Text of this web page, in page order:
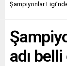
Şampiyonlar
adı